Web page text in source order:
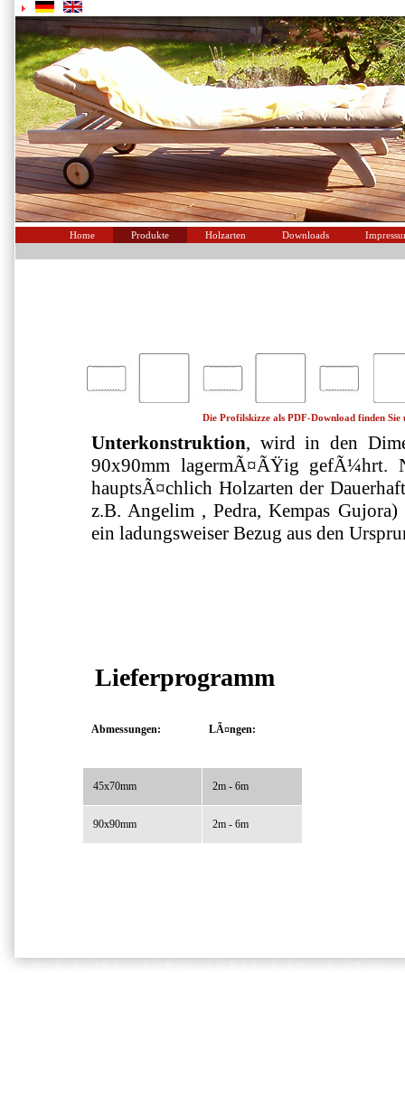
Home Produkte Holzarten Downloads
Die Profilskizze als PDF-Download finden Sie
Unterkonstruktion, wird in den
90x90mm lagermÃ¤ÃŸig gefÃ¼hrt.
hauptsÃ¤chlich Holzarten der
z.B. Angelim , Pedra, Kempas
ein ladungsweiser Bezug aus den
Lieferprogramm
Abmessungen: LÃ¤ngen:
45x70mm 2m - 6m
90x90mm 2m - 6m